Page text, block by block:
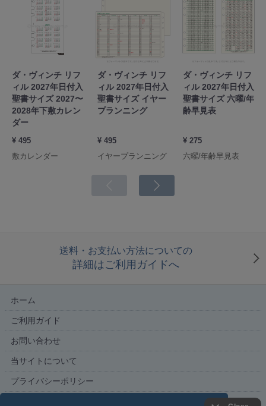
ダ・ヴィンチ リフ
ィル 2027年日付入
聖書サイズ 2027〜
2028年下敷カレン
ダー
¥ 495
敷カレンダー
ダ・ヴィンチ リフ
ィル 2027年日付入
聖書サイズ イヤー
プランニング
¥ 495
イヤープランニング
ダ・ヴィンチ リフ
ィル 2027年日付入
聖書サイズ 六曜/年
齢早見表
¥ 275
六曜/年齢早見表
送料・お支払い方法についての
詳細はご利用ガイドへ
ホーム
ご利用ガイド
お問い合わせ
当サイトについて
プライバシーポリシー